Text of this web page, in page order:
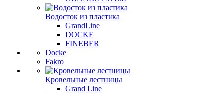
Водосток из пластика
GrandLine
DOCKE
FINEBER
Docke
Fakro
Кровельные лестницы
Grand Line